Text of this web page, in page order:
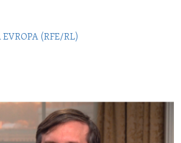
DRŽAVE
(RFE/RL)